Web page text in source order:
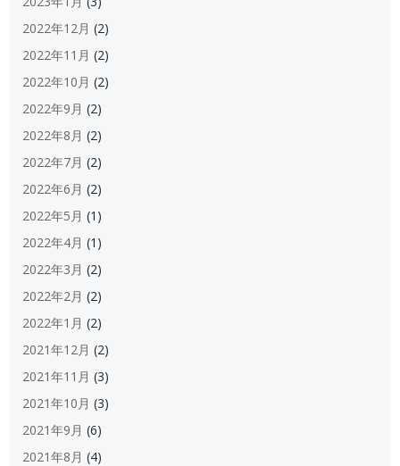
2022年12月 (2)
2022年11月 (2)
2022年10月 (2)
2022年9月 (2)
2022年8月 (2)
2022年7月 (2)
2022年6月 (2)
2022年5月 (1)
2022年4月 (1)
2022年3月 (2)
2022年2月 (2)
2022年1月 (2)
2021年12月 (2)
2021年11月 (3)
2021年10月 (3)
2021年9月 (6)
2021年8月 (4)